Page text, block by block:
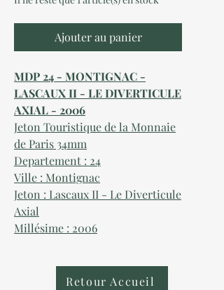
Ajouter au panier
MDP 24 - MONTIGNAC -
LASCAUX II - LE DIVERTICULE
AXIAL - 2006
Jeton Touristique de la Monnaie
de Paris 34mm
Departement : 24
Ville : Montignac
Jeton : Lascaux II - Le Diverticule
Axial
Millésime : 2006
Retour Accueil